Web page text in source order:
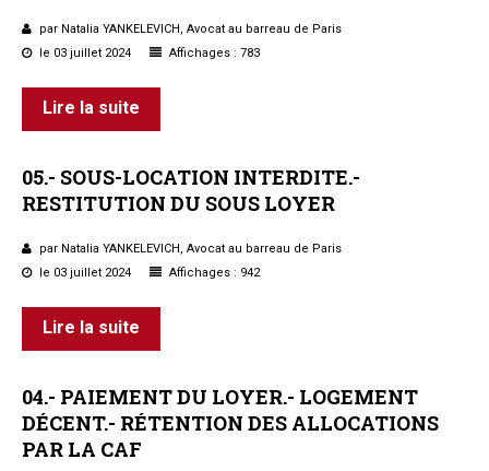
par Natalia YANKELEVICH, Avocat au barreau de Paris
le 03 juillet 2024
Affichages : 783
Lire la suite
05.- SOUS-LOCATION INTERDITE.-
RESTITUTION DU SOUS LOYER
par Natalia YANKELEVICH, Avocat au barreau de Paris
le 03 juillet 2024
Affichages : 942
Lire la suite
04.- PAIEMENTDU LOYER.- LOGEMENT
DÉCENT.- RÉTENTION DES ALLOCATIONS
PAR LA CAF